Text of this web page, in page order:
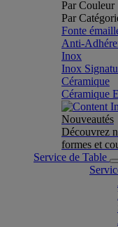
Par Couleur
Par
Fonte
Anti-
Inox
Inox
Céramique
Céramique
Nouveautés
Découvrez
formes et
Service de Table